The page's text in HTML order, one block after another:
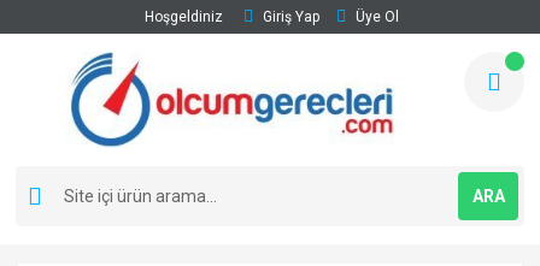
Hoşgeldiniz Giriş Yap Üye Ol
ARA